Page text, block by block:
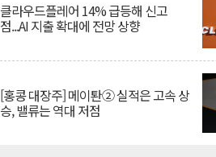
클라우드플레어 14% 급등해 신고
점...AI 지출 확대에 전망 상향
[홍콩 대장주] 메이퇀② 실적은 고속 상
승, 밸류는 역대 저점